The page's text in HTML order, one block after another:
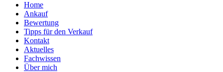
Home
Ankauf
Bewertung
Tipps für den Verkauf
Kontakt
Aktuelles
Fachwissen
Über mich